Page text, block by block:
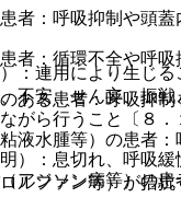
：呼吸抑制や頭蓋
：循環不全や呼吸
ある患者：呼吸抑制
水腫等）の患者：
ジソン病等）の患
：連用により生じ
不安、せん妄、振
がら行うこと〔８．
）：息切れ、呼吸
ルファン等）が拮抗